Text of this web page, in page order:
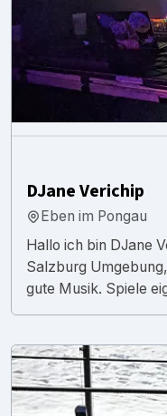
DJane Verichip
Eben im Pongau
Hallo ich bin DJane
Salzburg
gute Musik. Spiele